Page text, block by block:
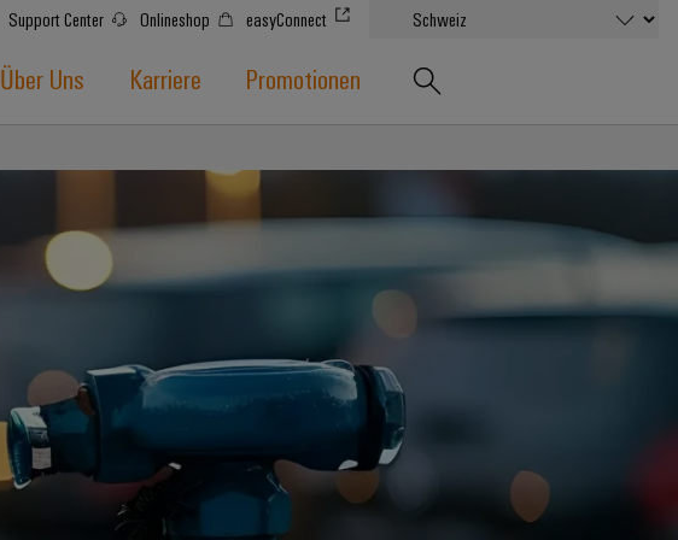
Support Center Onlineshop easyConnect
Über Uns Karriere Promotionen